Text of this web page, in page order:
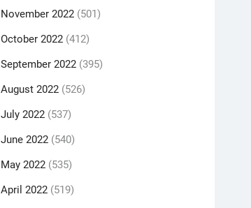
November 2022 (501)
October 2022 (412)
September 2022 (395)
August 2022 (526)
July 2022 (537)
June 2022 (540)
May 2022 (535)
April 2022 (519)